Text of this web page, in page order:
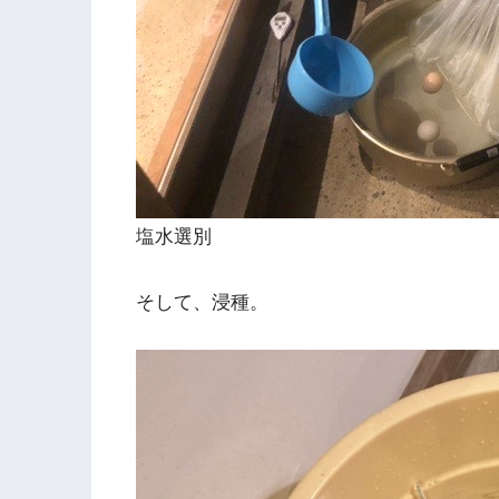
塩水選別
そして、浸種。